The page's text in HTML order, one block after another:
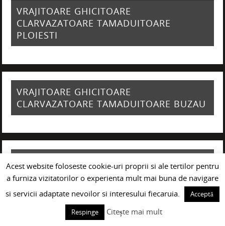
VRAJITOARE GHICITOARE
CLARVAZATOARE TAMADUITOARE
PLOIESTI
VRAJITOARE GHICITOARE
CLARVAZATOARE TAMADUITOARE BUZAU
VRAJITOARE GHICITOARE
CLARVAZATOARE TAMADUITOARE GALATI
Acest website foloseste cookie-uri proprii si ale tertilor pentru
a furniza vizitatorilor o experienta mult mai buna de navigare
si servicii adaptate nevoilor si interesului fiecaruia.
Acceptă
Respinge
Citește mai mult